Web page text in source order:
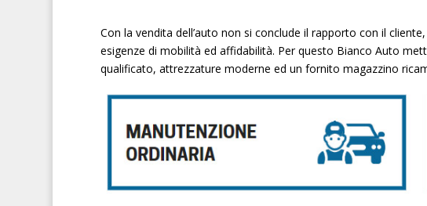
Con la vendita dell’auto non si conclude il rapporto con il
esigenze di mobilità ed affidabilità. Per questo Bianco Auto
qualificato, attrezzature moderne ed un fornito magazzino